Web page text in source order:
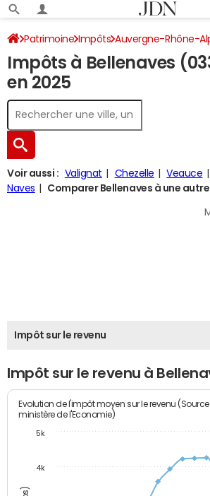
Patrimoine Impôts Auvergne-Rhône-
Bellenaves Impôt sur le revenu
Impôts à Bellenaves
en 2025
Voir aussi : Valignat Chezelle Veauce
Naves
Comparer Bellenaves à une
Impôt sur le revenu
Impôt sur le revenu à
Evolution de l'impôt moyen sur le revenu (Source
ministère de l'Economie)
4k
5k